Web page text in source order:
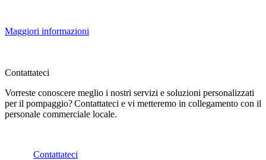
Maggiori informazioni
Contattateci
Vorreste conoscere meglio i nostri servizi e soluzioni personalizzati
per il pompaggio? Contattateci e vi metteremo in collegamento con il
personale commerciale locale.
Contattateci